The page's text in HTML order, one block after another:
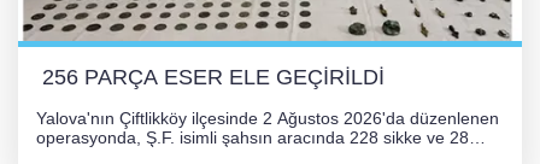
256 PARÇA ESER ELE GEÇİRİLDİ
Yalova'nın Çiftlikköy ilçesinde 2 Ağustos 2026'da düzenlenen
operasyonda, Ş.F. isimli şahsın aracında 228 sikke ve 28